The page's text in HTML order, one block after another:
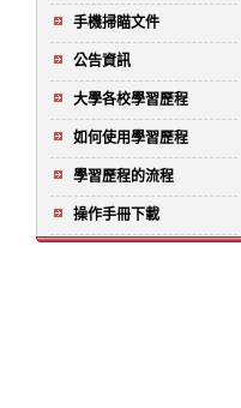
手機掃瞄文件
公告資訊
大學各校學習歷程
如何使用學習歷程
學習歷程的流程
操作手冊下載